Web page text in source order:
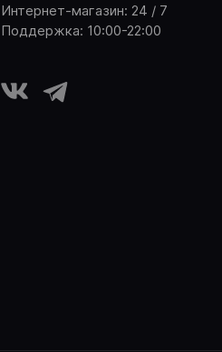
Интернет-магазин: 24 / 7
Поддержка: 10:00-22:00